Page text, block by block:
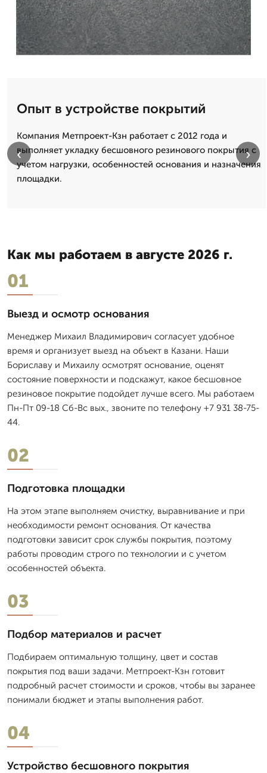
Опыт в устройстве покрытий
Компания Метпроект-Кзн работает с 2012 года и
выполняет укладку бесшовного резинового покрытия с
учетом нагрузки, особенностей основания и назначения
площадки.
‹ ›
Как мы работаем в августе 2026 г.
01
Выезд и осмотр основания
Менеджер Михаил Владимирович согласует удобное
время и организует выезд на объект в Казани. Наши
Бориславу и Михаилу осмотрят основание, оценят
состояние поверхности и подскажут, какое бесшовное
резиновое покрытие подойдет лучше всего. Мы работаем
Пн-Пт 09-18 Сб-Вс вых., звоните по телефону +7 931 38-75-
44.
02
Подготовка площадки
На этом этапе выполняем очистку, выравнивание и при
необходимости ремонт основания. От качества
подготовки зависит срок службы покрытия, поэтому
работы проводим строго по технологии и с учетом
особенностей объекта.
03
Подбор материалов и расчет
Подбираем оптимальную толщину, цвет и состав
покрытия под ваши задачи. Метпроект-Кзн готовит
подробный расчет стоимости и сроков, чтобы вы заранее
понимали бюджет и этапы выполнения работ.
04
Устройство бесшовного покрытия